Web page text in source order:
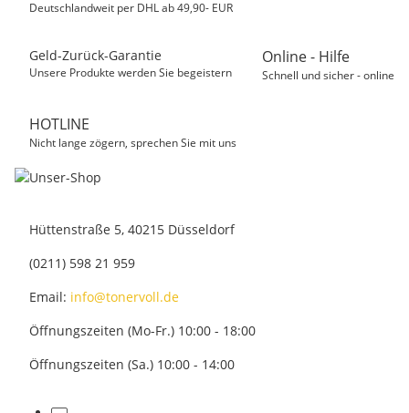
Deutschlandweit per DHL ab 49,90- EUR
Geld-Zurück-Garantie
Unsere Produkte werden Sie begeistern
Online - Hilfe
Schnell und sicher - online
HOTLINE
Nicht lange zögern, sprechen Sie mit uns
Hüttenstraße 5, 40215 Düsseldorf
(0211) 598 21 959
Email: info@tonervoll.de
Öffnungszeiten (Mo-Fr.) 10:00 - 18:00
Öffnungszeiten (Sa.) 10:00 - 14:00